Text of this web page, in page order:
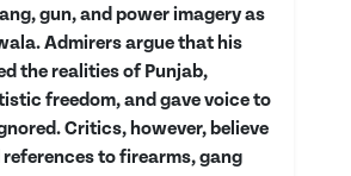
gun, and power imagery as
Admirers argue that his
the realities of Punjab,
freedom, and gave voice to
Critics, however, believe
to firearms, gang